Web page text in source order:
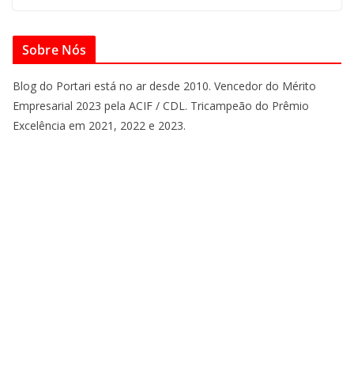
Sobre Nós
Blog do Portari está no ar desde 2010. Vencedor do Mérito
Empresarial 2023 pela ACIF / CDL. Tricampeão do Prêmio
Excelência em 2021, 2022 e 2023.